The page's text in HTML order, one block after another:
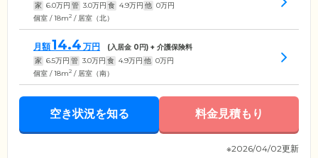
家 6.0万円 管 3.0万円 食 4.9万円 他 0万円
個室 / 18m2 / 居室（北）
月額14.4 万円 (入居金 0 円) + 介護保険料
家 6.5万円 管 3.0万円 食 4.9万円 他 0万円
個室 / 18m2 / 居室（南）
空き状況を知る 料金見積もり
※2026/04/02更新